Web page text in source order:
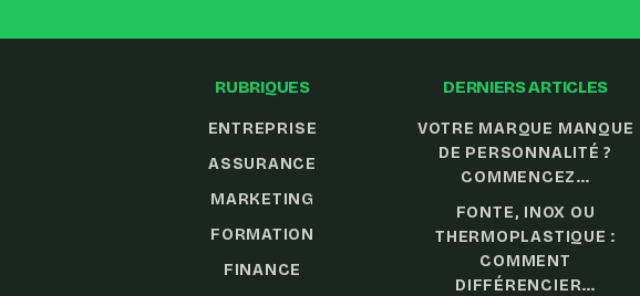
RUBRIQUES
ENTREPRISE
ASSURANCE
MARKETING
FORMATION
FINANCE
DERNIERS ARTICLES
VOTRE MARQUE MANQUE
DE PERSONNALITÉ ?
COMMENCEZ…
FONTE, INOX OU
THERMOPLASTIQUE :
COMMENT
DIFFÉRENCIER…